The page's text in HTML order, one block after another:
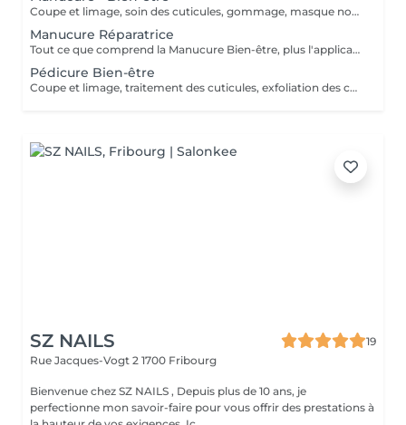
Coupe et limage, soin des cuticules, gommage, masque nourrissant et massage. Pour des mains douces, saines et sublimées au naturel. Offre Duo: Profitez de -50% sur la Pressothérapie pour toute réservation conjointe avec un Soin du Visage ou une Manucure. *Politique d'annulation* Afin de garantir le meilleur service possible, nous vous prions de bien vouloir respecter nos conditions d'annulation et de modification. Annulation gratuite : Toute réservation peut être annulée ou modifiée sans frais jusqu'à 24 heures avant l'heure prévue du rendez-vous. Annulation tardive et non-présentation : Toute annulation effectuée à moins de 24 heures de la réservation, ou en cas de non-présentation, entraînera la facturation à 100 % du montant total de la prestation. Le respect de ce délai de 24 heures permet de libérer le créneau pour d'autres clients. Nous vous remercions pour votre compréhension et votre coopération.
Manucure Réparatrice
Tout ce que comprend la Manucure Bien-être, plus l'application d'un traitement spécialisé pour les ongles abîmés. Offre Duo: Profitez de -50% sur la Pressothérapie pour toute réservation conjointe avec un Soin du Visage ou une Manucure. *Politique d'annulation* Afin de garantir le meilleur service possible, nous vous prions de bien vouloir respecter nos conditions d'annulation et de modification. Annulation gratuite : Toute réservation peut être annulée ou modifiée sans frais jusqu'à 24 heures avant l'heure prévue du rendez-vous. Annulation tardive et non-présentation : Toute annulation effectuée à moins de 24 heures de la réservation, ou en cas de non-présentation, entraînera la facturation à 100 % du montant total de la prestation. Le respect de ce délai de 24 heures permet de libérer le créneau pour d'autres clients. Nous vous remercions pour votre compréhension et votre coopération.
Pédicure Bien-être
Coupe et limage, traitement des cuticules, exfoliation des callosités, masque réparateur intense et massage pour une sensation de fraîcheur durable. *Politique d'annulation* Afin de garantir le meilleur service possible, nous vous prions de bien vouloir respecter nos conditions d'annulation et de modification. Annulation gratuite : Toute réservation peut être annulée ou modifiée sans frais jusqu'à 24 heures avant l'heure prévue du rendez-vous. Annulation tardive et non-présentation : Toute annulation effectuée à moins de 24 heures de la réservation, ou en cas de non-présentation, entraînera la facturation à 100 % du montant total de la prestation. Le respect de ce délai de 24 heures permet de libérer le créneau pour d'autres clients. Nous vous remercions pour votre compréhension et votre coopération.
SZ NAILS
19
Rue Jacques-Vogt 2 1700 Fribourg
Bienvenue chez SZ NAILS , Depuis plus de 10 ans, je
perfectionne mon savoir-faire pour vous offrir des prestations à